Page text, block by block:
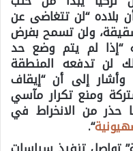
بلاده “لن تتغاضى عن
ولن تسمح بفرض
“إذا لم يتم وضع حد
لن تدفعه المنطقة
وأشار إلى أن “إيقاف
ومنع تكرار مآسي
حذر من الانخراط في
“.